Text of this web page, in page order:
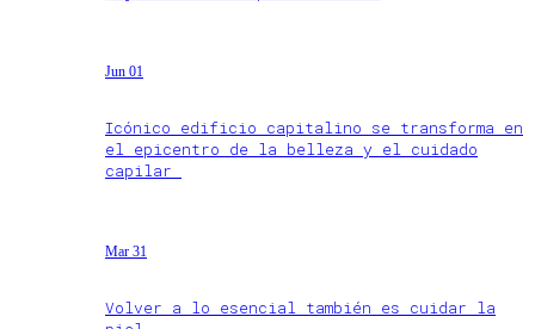
Jun 01
Icónico edificio capitalino se transforma en
el epicentro de la belleza y el cuidado
capilar
Mar 31
Volver a lo esencial también es cuidar la